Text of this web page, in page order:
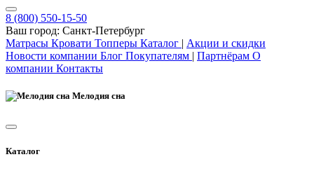
8 (800) 550-15-50
Ваш город: Санкт-Петербург
Матрасы Кровати Топперы Каталог | Акции и скидки
Новости компании Блог Покупателям | Партнёрам О
компании Контакты
Мелодия сна
Каталог